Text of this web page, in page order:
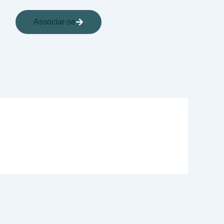
Associar-se